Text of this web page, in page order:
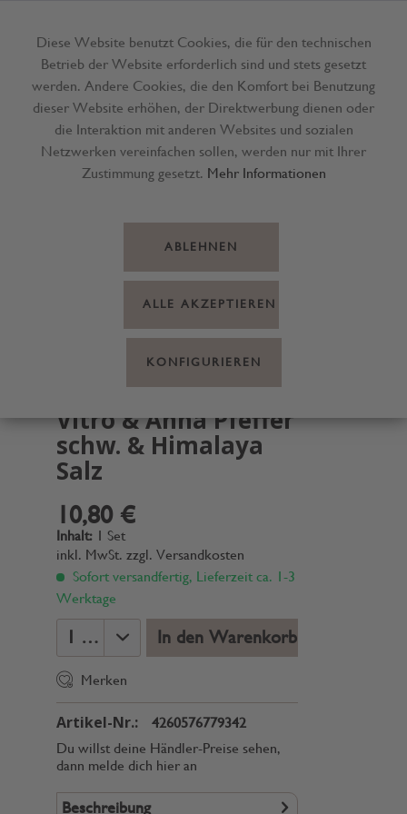
Menü
Präsent Gewürz in
Vitro & Anhä Pfeffer
schw. & Himalaya
Salz
10,80 €
Inhalt: 1 Set
inkl. MwSt. zzgl. Versandkosten
Sofort versandfertig, Lieferzeit ca. 1-3
Werktage
In den Warenkorb
Merken
Artikel-Nr.:
4260576779342
Du willst deine Händler-Preise sehen,
dann melde dich hier an
Beschreibung
Diese Website benutzt Cookies, die für den technischen
Betrieb der Website erforderlich sind und stets gesetzt
werden. Andere Cookies, die den Komfort bei Benutzung
dieser Website erhöhen, der Direktwerbung dienen oder
die Interaktion mit anderen Websites und sozialen
Netzwerken vereinfachen sollen, werden nur mit Ihrer
Zustimmung gesetzt. Mehr Informationen
ABLEHNEN
ALLE AKZEPTIEREN
KONFIGURIEREN